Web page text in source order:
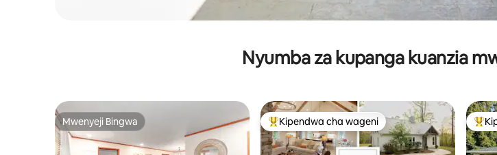
Nyumba za kupanga kuanzia
Mwenyeji Bingwa
Mwenyeji Bingwa Kipendwa maarufu cha wageni
Kipendwa cha wageni